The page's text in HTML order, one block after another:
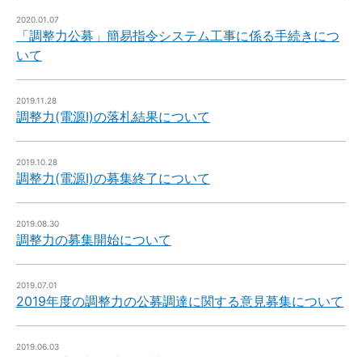
2020.01.07
「調整力公募」簡易指令システム工事に係る手続きにつ
いて
2019.11.28
調整力(電源Ⅰ)の落札結果について
2019.10.28
調整力(電源Ⅰ)の募集終了について
2019.08.30
調整力の募集開始について
2019.07.01
2019年度の調整力の公募調達に関する意見募集について
2019.06.03